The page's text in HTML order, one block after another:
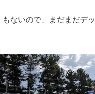
ないので、まだまだデ